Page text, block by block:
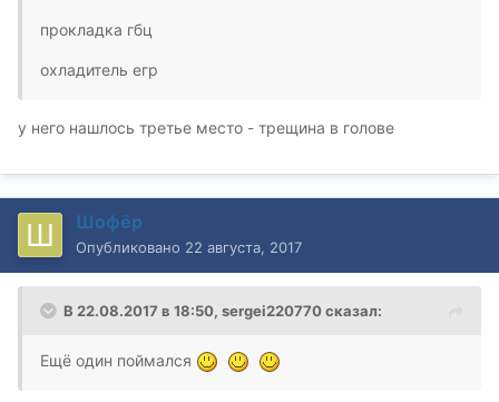
прокладка гбц
охладитель егр
у него нашлось третье место - трещина в голове
Шофёр
Опубликовано 22 августа, 2017
В 22.08.2017 в 18:50, sergei220770 сказал:
Ещё один поймался